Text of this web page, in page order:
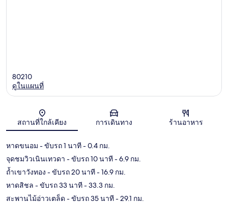
แผนที่
80210
ดูในแผนที่
สถานที่ใกล้เคียง การเดินทาง ร้านอาหาร
หาดขนอม - ขับรถ 1 นาที- 0.4 กม.
จุดชมวิวเนินเทวดา - ขับรถ 10 นาที- 6.9 กม.
ถ้ำเขาวังทอง - ขับรถ 20 นาที- 16.9 กม.
หาดสิชล - ขับรถ 33 นาที- 33.3 กม.
สะพานไม้อ่าวเตล็ด - ขับรถ 35 นาที- 29.1 กม.